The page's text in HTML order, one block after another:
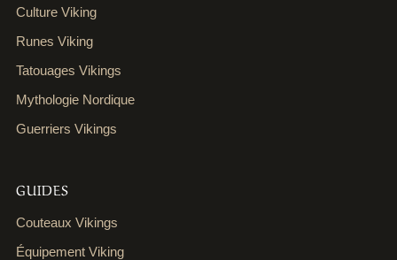
Culture Viking
Runes Viking
Tatouages Vikings
Mythologie Nordique
Guerriers Vikings
GUIDES
Couteaux Vikings
Équipement Viking